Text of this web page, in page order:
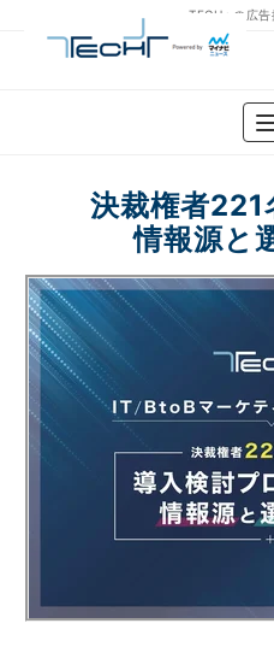
TECH+の広告
決裁権者221
情報源と